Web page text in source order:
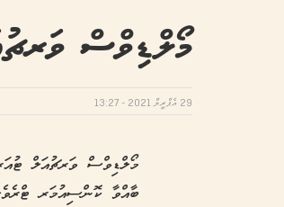
މޯލްޑިވްސް
29 އެޕްރީލް 2021 - 13:27
މޯލްޑިވްސް ވަރޗުއަލް
ބާއްވާ ކޮންސިއުމަރ